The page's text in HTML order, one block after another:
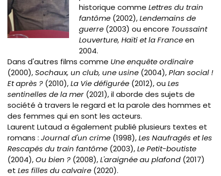
historique commeLettres du train
fantôme (2002),Lendemains de
guerre (2003) ou encore Toussaint
Louverture, Haïti et la Franceen
2004.
Dans d'autres films comme Une enquête ordinaire
(2000),Sochaux, un club, une usine (2004),Plan social !
Et après ? (2010),La Vie défigurée (2012), ou Les
sentinelles de la mer (2021), il aborde des sujets de
société à travers le regard et la parole des hommes et
des femmes qui en sont les acteurs.
Laurent Lutaud a également publié plusieurs textes et
romans : Journal d'un crime (1998),Les Naufragés et les
Rescapés du train fantôme (2003),Le Petit-boutiste
(2004),Ou bien ? (2008),L'araignée au plafond (2017)
et Les filles du calvaire (2020).